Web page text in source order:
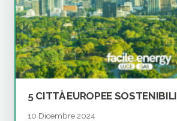
5 CITTÀ EUROPEE SOSTENIBILI
10 Dicembre 2024